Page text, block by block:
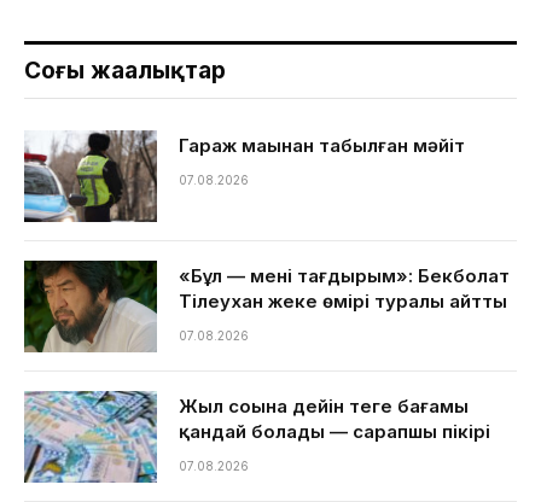
Соңғы жаңалықтар
Гараж маңынан табылған мәйіт
07.08.2026
«Бұл — менің тағдырым»: Бекболат
Тілеухан жеке өмірі туралы айтты
07.08.2026
Жыл соңына дейін теңге бағамы
қандай болады — сарапшы пікірі
07.08.2026